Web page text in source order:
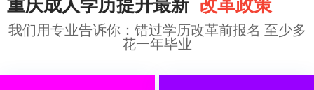
我们用专业告诉你：错过学历改革前报名 至少多
花一年毕业
重庆成人学历提升最新 改革政策